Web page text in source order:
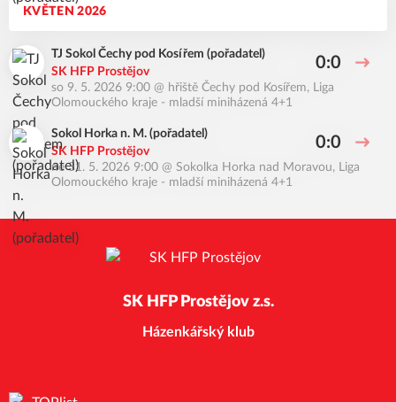
KVĚTEN 2026
TJ Sokol Čechy pod Kosířem (pořadatel)
SK HFP Prostějov
0:0
so 9. 5. 2026 9:00 @ hřiště Čechy pod Kosířem, Liga
Olomouckého kraje - mladší miniházená 4+1
Sokol Horka n. M. (pořadatel)
SK HFP Prostějov
0:0
ne 31. 5. 2026 9:00 @ Sokolka Horka nad Moravou, Liga
Olomouckého kraje - mladší miniházená 4+1
SK HFP Prostějov z.s.
Házenkářský klub